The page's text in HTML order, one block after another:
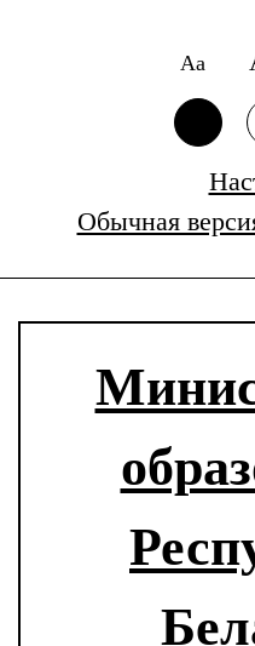
Аа
Обычная